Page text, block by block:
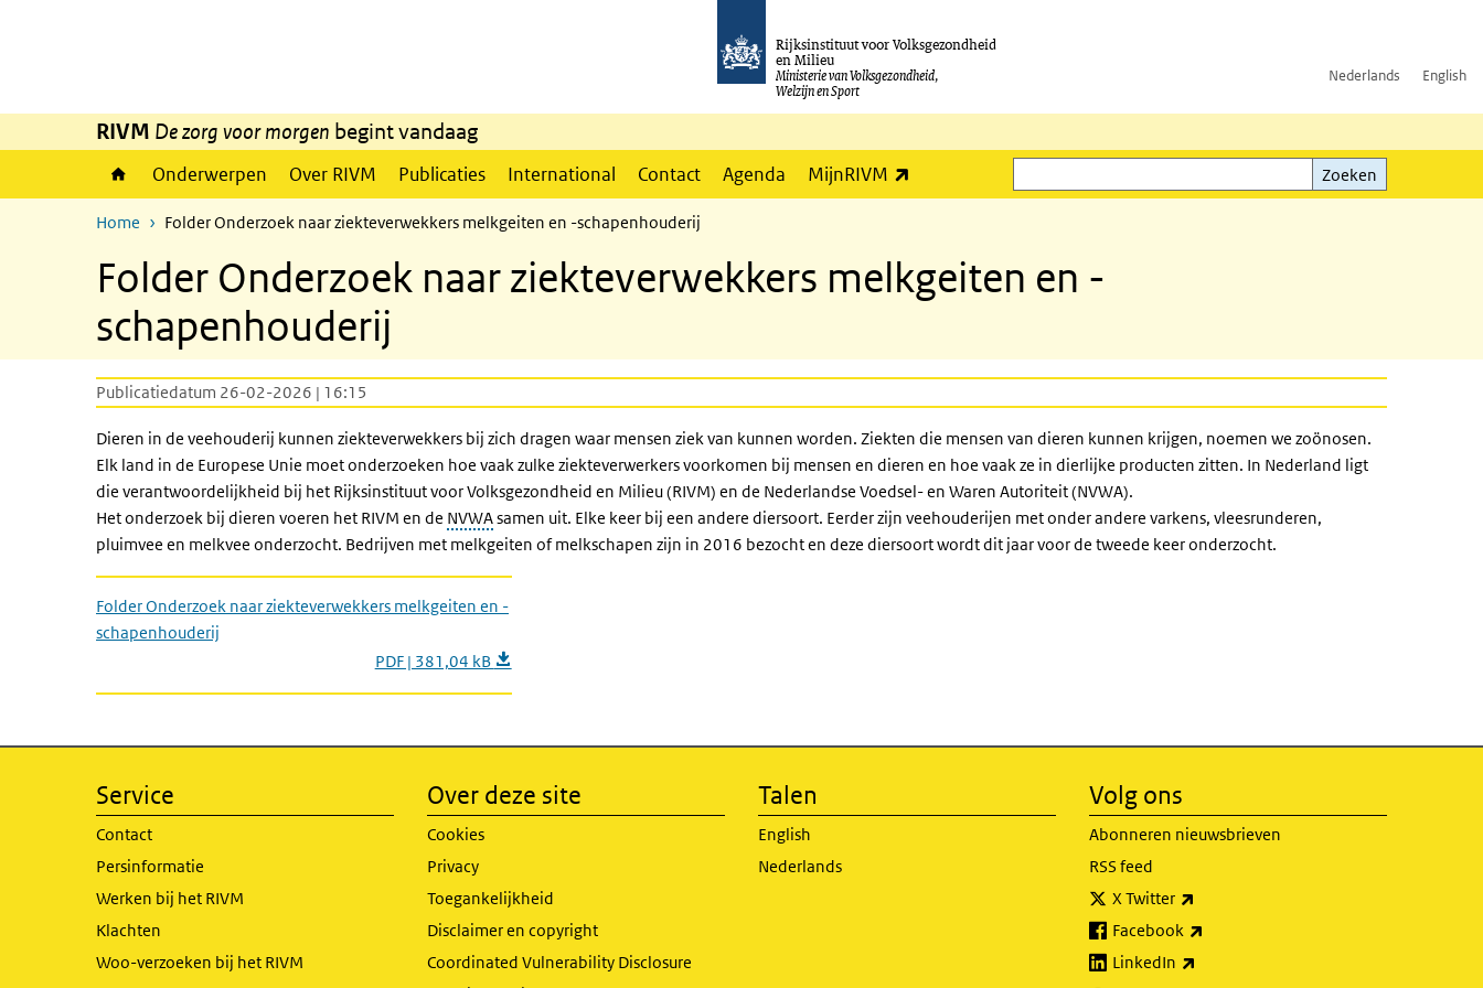
Rijksinstituut voor Volksgezondheid
en Milieu
Ministerie van Volksgezondheid,
Welzijn en Sport
Nederlands English
RIVM De zorg voor morgen begint vandaag
Onderwerpen Over RIVM Publicaties International Contact Agenda MijnRIVM
Zoeken
Zoeken
Home Folder Onderzoek naar ziekteverwekkers melkgeiten en -schapenhouderij
Folder Onderzoek naar ziekteverwekkers melkgeiten en -
schapenhouderij
Publicatiedatum 26-02-2026 | 16:15
Dieren in de veehouderij kunnen ziekteverwekkers bij zich dragen waar mensen ziek van kunnen worden. Ziekten die mensen van dieren kunnen krijgen, noemen we zoönosen.
Elk land in de Europese Unie moet onderzoeken hoe vaak zulke ziekteverwerkers voorkomen bij mensen en dieren en hoe vaak ze in dierlijke producten zitten. In Nederland ligt
die verantwoordelijkheid bij het Rijksinstituut voor Volksgezondheid en Milieu (RIVM) en de Nederlandse Voedsel- en Waren Autoriteit (NVWA).
Het onderzoek bij dieren voeren het RIVM en de NVWAsamen uit. Elke keer bij een andere diersoort. Eerder zijn veehouderijen met onder andere varkens, vleesrunderen,
pluimvee en melkvee onderzocht. Bedrijven met melkgeiten of melkschapen zijn in 2016 bezocht en deze diersoort wordt dit jaar voor de tweede keer onderzocht.
Folder Onderzoek naar ziekteverwekkers melkgeiten en -
schapenhouderij
PDF | 381,04 kB
Service
Contact
Persinformatie
Werken bij het RIVM
Klachten
Woo-verzoeken bij het RIVM
Over deze site
Cookies
Privacy
Toegankelijkheid
Disclaimer en copyright
Coordinated Vulnerability Disclosure
Talen
English
Nederlands
Volg ons
Abonneren nieuwsbrieven
RSS feed
X Twitter
Facebook
LinkedIn